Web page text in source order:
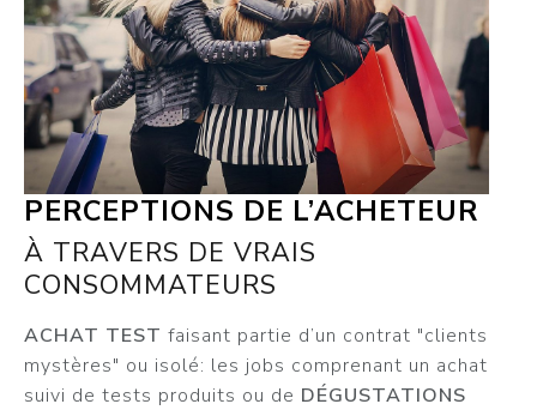
PERCEPTIONS DE L’ACHETEUR
À TRAVERS DE VRAIS
CONSOMMATEURS
ACHAT TEST faisant partie d’un contrat "clients
mystères" ou isolé: les jobs comprenant un achat
suivi de tests produits ou de DÉGUSTATIONS